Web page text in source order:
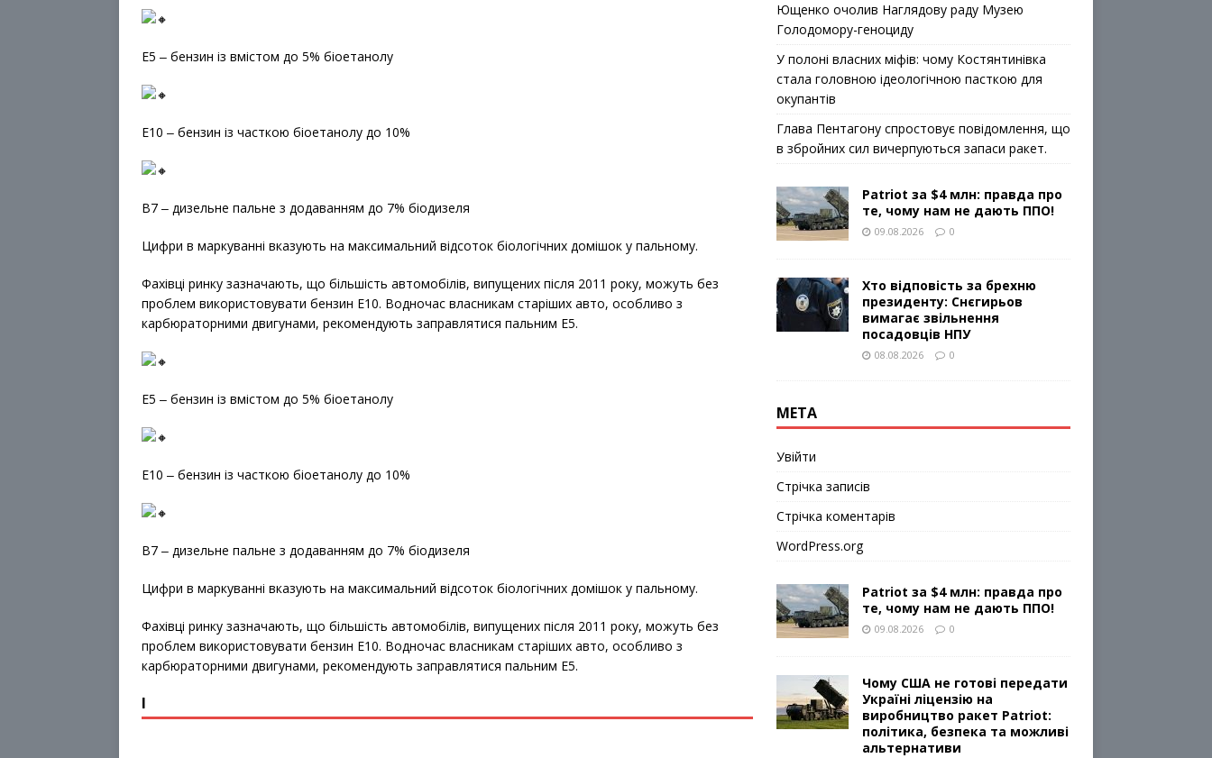
E5 ‒ бензин із вмістом до 5% біоетанолу
E10 ‒ бензин із часткою біоетанолу до 10%
B7 ‒ дизельне пальне з додаванням до 7% біодизеля
Цифри в маркуванні вказують на максимальний відсоток біологічних домішок у пальному.
Фахівці ринку зазначають, що більшість автомобілів, випущених після 2011 року, можуть без
проблем використовувати бензин E10. Водночас власникам старіших авто, особливо з
карбюраторними двигунами, рекомендують заправлятися пальним E5.
E5 ‒ бензин із вмістом до 5% біоетанолу
E10 ‒ бензин із часткою біоетанолу до 10%
B7 ‒ дизельне пальне з додаванням до 7% біодизеля
Цифри в маркуванні вказують на максимальний відсоток біологічних домішок у пальному.
Фахівці ринку зазначають, що більшість автомобілів, випущених після 2011 року, можуть без
проблем використовувати бензин E10. Водночас власникам старіших авто, особливо з
карбюраторними двигунами, рекомендують заправлятися пальним E5.
І
Ющенко очолив Наглядову раду Музею
Голодомору-геноциду
У полоні власних міфів: чому Костянтинівка
стала головною ідеологічною пасткою для
окупантів
Глава Пентагону спростовує повідомлення, що
в збройних сил вичерпуються запаси ракет.
Patriot за $4 млн: правда про
те, чому нам не дають ППО!
09.08.2026 0
Хто відповість за брехню
президенту: Снєгирьов
вимагає звільнення
посадовців НПУ
08.08.2026 0
МЕТА
Увійти
Стрічка записів
Стрічка коментарів
WordPress.org
Patriot за $4 млн: правда про
те, чому нам не дають ППО!
09.08.2026 0
Чому США не готові передати
Україні ліцензію на
виробництво ракет Patriot:
політика, безпека та можливі
альтернативи